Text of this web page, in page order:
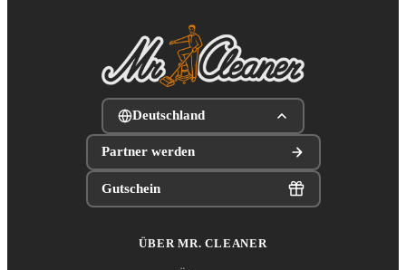
Deutschland
Partner werden
Gutschein
ÜBER MR. CLEANER